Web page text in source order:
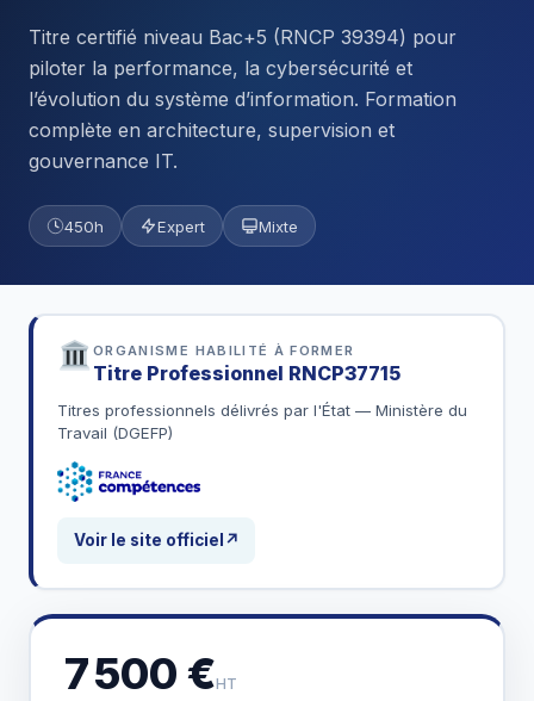
Titre certifié niveau Bac+5 (RNCP 39394) pour
piloter la performance, la cybersécurité et
l’évolution du système d’information. Formation
complète en architecture, supervision et
gouvernance IT.
450h Expert Mixte
ORGANISME HABILITÉ À FORMER
Titre Professionnel RNCP37715
Titres professionnels délivrés par l'État — Ministère du
Travail (DGEFP)
Voir le site officiel ↗
7 500 €HT